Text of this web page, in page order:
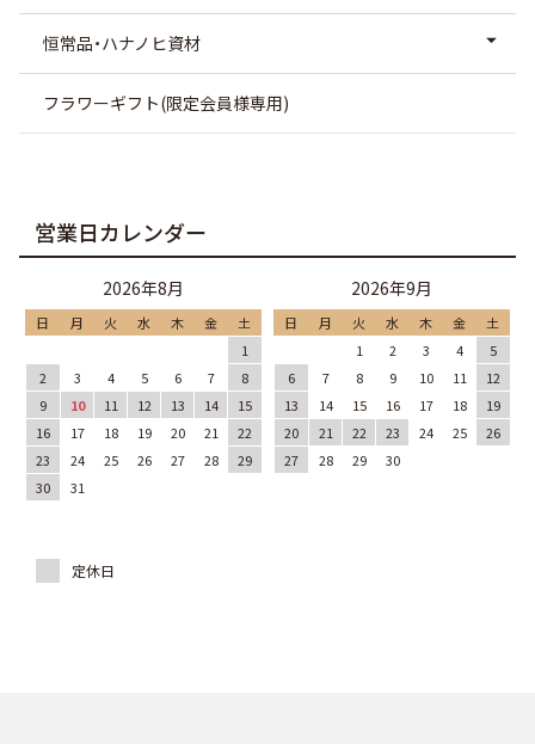
恒常品・ハナノヒ資材
フラワーギフト(限定会員様専用)
営業日カレンダー
2026年8月
日 月 火 水 木 金
土
1
2
3 4 5 6 7
8
9
10 11 12 13 14
15
16
17 18 19 20 21
22
23
24 25 26 27 28
29
30
31
2026年9月
日 月 火 水 木 金
土
1
2 3 4
5
6
7 8 9 10 11
12
13
14 15 16 17 18
19
20
21 22 23 24 25
26
27
28 29 30